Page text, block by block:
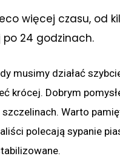
więcej czasu, od
24 godzinach.
musimy działać
krócej. Dobrym
Warto
polecają sypanie